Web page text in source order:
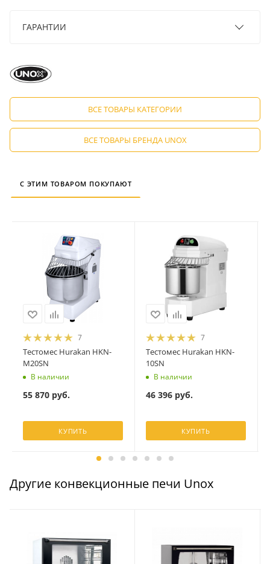
ГАРАНТИИ
ВСЕ ТОВАРЫ КАТЕГОРИИ
ВСЕ ТОВАРЫ БРЕНДА UNOX
С ЭТИМ ТОВАРОМ ПОКУПАЮТ
7
Тестомес Hurakan HKN-
M20SN
В наличии
55 870руб.
КУПИТЬ
7
Тестомес Hurakan HKN-
10SN
В наличии
46 396руб.
КУПИТЬ
Другие конвекционные печи Unox